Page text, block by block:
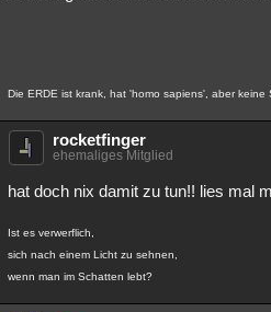
Die ERDE ist krank, hat 'homo sapiens', aber keine
rocketfinger
ehemaliges Mitglied
hat doch nix damit zu tun!! lies mal
Ist es verwerflich,
sich nach einem Licht zu sehnen,
wenn man im Schatten lebt?